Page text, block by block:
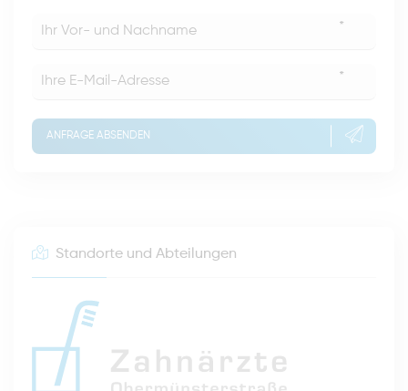
*
*
ANFRAGE ABSENDEN
Standorte und Abteilungen